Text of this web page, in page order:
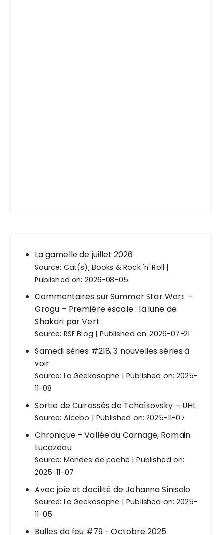
La gamelle de juillet 2026
Source: Cat(s), Books & Rock 'n' Roll
Published on: 2026-08-05
Commentaires sur Summer Star Wars –
Grogu – Première escale : la lune de
Shakari par Vert
Source: RSF Blog Published on: 2026-07-21
Samedi séries #218, 3 nouvelles séries à
voir
Source: La Geekosophe
Published on: 2025-
11-08
Sortie de Cuirassés de Tchaïkovsky – UHL
Source: Aldebo Published on: 2025-11-07
Chronique – Vallée du Carnage, Romain
Lucazeau
Source: Mondes de poche
Published on:
2025-11-07
Avec joie et docilité de Johanna Sinisalo
Source: La Geekosophe
Published on: 2025-
11-05
Bulles de feu #79 - Octobre 2025